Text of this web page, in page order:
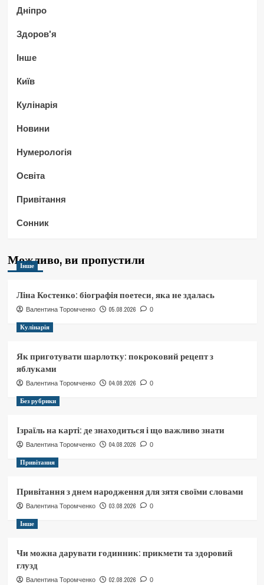
Дніпро
Здоров'я
Інше
Київ
Кулінарія
Новини
Нумерологія
Освіта
Привітання
Сонник
Можливо, ви пропустили
Інше
Ліна Костенко: біографія поетеси, яка не здалась
Валентина Торомченко 05.08.2026 0
Кулінарія
Як приготувати шарлотку: покроковий рецепт з
яблуками
Валентина Торомченко 04.08.2026 0
Без рубрики
Ізраїль на карті: де знаходиться і що важливо знати
Валентина Торомченко 04.08.2026 0
Привітання
Привітання з днем народження для зятя своїми словами
Валентина Торомченко 03.08.2026 0
Інше
Чи можна дарувати годинник: прикмети та здоровий
глузд
Валентина Торомченко 02.08.2026 0